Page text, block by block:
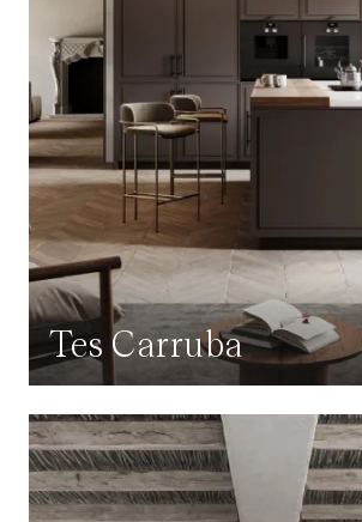
Tes Carruba